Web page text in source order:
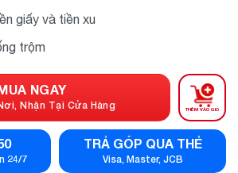
giấy và tiền xu
trộm
NGAY
Nhận Tại Cửa Hàng THÊM VÀO GIỎ
24/7
TRẢ GÓP QUA THẺ
Visa, Master, JCB